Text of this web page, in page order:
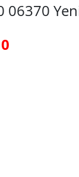
06370